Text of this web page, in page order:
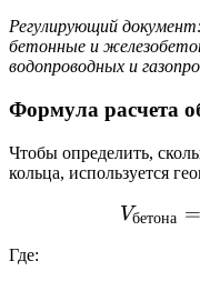
Регулирующий
бетонные и
водопроводных и
Формула расчета
Чтобы определить,
кольца, используется
Vбетона =
Где: